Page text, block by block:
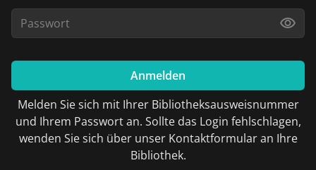
Anmelden
Melden Sie sich mit Ihrer Bibliotheksausweisnummer
und Ihrem Passwort an. Sollte das Login fehlschlagen,
wenden Sie sich über unser Kontaktformular an Ihre
Bibliothek.